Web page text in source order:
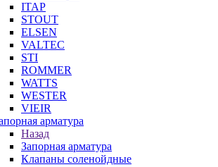
ITAP
STOUT
ELSEN
VALTEC
STI
ROMMER
WATTS
WESTER
VIEIR
арматура
Назад
Запорная арматура
Клапаны соленойдные